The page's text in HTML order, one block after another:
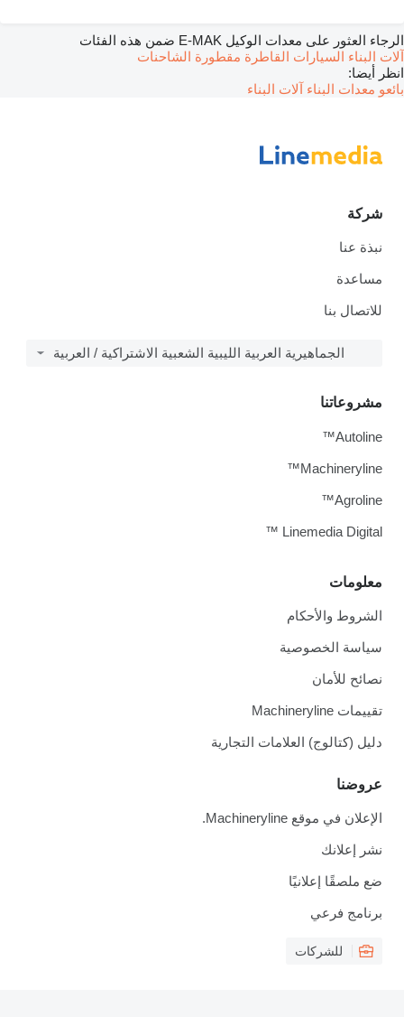
الرجاء العثور على معدات الوكيل E-MAK ضمن هذه الفئات
آلات البناء السيارات القاطرة مقطورة الشاحنات
انظر أيضا:
بائعو معدات البناء آلات البناء
شركة
نبذة عنا
مساعدة
للاتصال بنا
الجماهيرية العربية الليبية الشعبية الاشتراكية / العربية
معلومات
الشروط والأحكام
سياسة الخصوصية
نصائح للأمان
تقييمات Machineryline
دليل (كتالوج) العلامات التجارية
عروضنا
الإعلان في موقع Machineryline.
نشر إعلانك
ضع ملصقًا إعلانيًا
برنامج فرعي
للشركات
مشروعاتنا
Autoline™
Machineryline™
Agroline™
Linemedia Digital ™